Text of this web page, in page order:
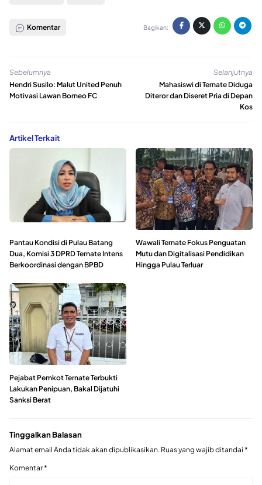
Komentar Bagikan:
Sebelumnya
Hendri Susilo: Malut United Penuh
Motivasi Lawan Borneo FC
Selanjutnya
Mahasiswi di Ternate Diduga
Diteror dan Diseret Pria di Depan
Kos
Artikel Terkait
Pantau Kondisi di Pulau Batang
Dua, Komisi 3 DPRD Ternate Intens
Berkoordinasi dengan BPBD
Wawali Ternate Fokus Penguatan
Mutu dan Digitalisasi Pendidikan
Hingga Pulau Terluar
Pejabat Pemkot Ternate Terbukti
Lakukan Penipuan, Bakal Dijatuhi
Sanksi Berat
Tinggalkan Balasan
Alamat email Anda tidak akan dipublikasikan. Ruas yang wajib ditandai *
Komentar*